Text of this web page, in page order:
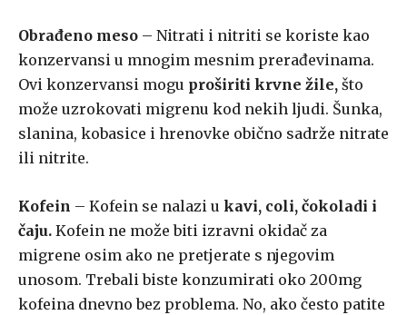
Obrađeno meso – Nitrati i nitriti se koriste kao
konzervansi u mnogim mesnim prerađevinama.
Ovi konzervansi mogu proširiti krvne žile, što
može uzrokovati migrenu kod nekih ljudi. Šunka,
slanina, kobasice i hrenovke obično sadrže nitrate
ili nitrite.
Kofein – Kofein se nalazi u kavi, coli, čokoladi i
čaju. Kofein ne može biti izravni okidač za
migrene osim ako ne pretjerate s njegovim
unosom. Trebali biste konzumirati oko 200mg
kofeina dnevno bez problema. No, ako često patite